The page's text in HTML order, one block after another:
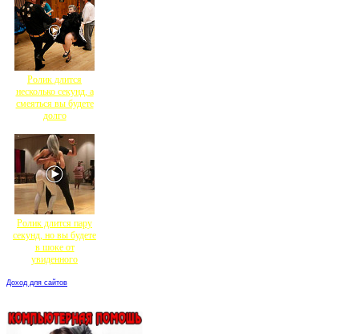
Ролик длится
несколько секунд, а
смеяться вы будете
долго
Ролик длится пару
секунд, но вы будете
в шоке от
увиденного
Доход для сайтов